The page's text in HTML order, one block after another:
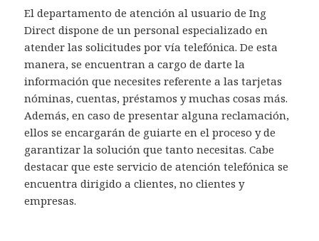
El departamento de atención al usuario de Ing
Direct dispone de un personal especializado en
atender las solicitudes por vía telefónica. De esta
manera, se encuentran a cargo de darte la
información que necesites referente a las tarjetas
nóminas, cuentas, préstamos y muchas cosas más.
Además, en caso de presentar alguna reclamación,
ellos se encargarán de guiarte en el proceso y de
garantizar la solución que tanto necesitas. Cabe
destacar que este servicio de atención telefónica se
encuentra dirigido a clientes, no clientes y
empresas.